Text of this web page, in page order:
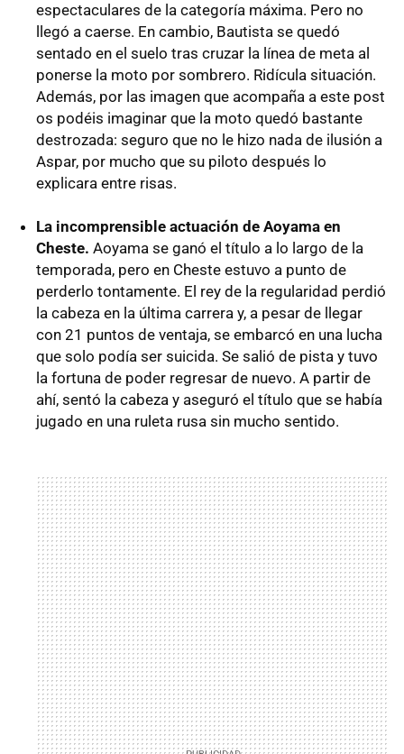
espectaculares de la categoría máxima. Pero no
llegó a caerse. En cambio, Bautista se quedó
sentado en el suelo tras cruzar la línea de meta al
ponerse la moto por sombrero. Ridícula situación.
Además, por las imagen que acompaña a este post
os podéis imaginar que la moto quedó bastante
destrozada: seguro que no le hizo nada de ilusión a
Aspar, por mucho que su piloto después lo
explicara entre risas.
La incomprensible actuación de Aoyama en
Cheste. Aoyama se ganó el título a lo largo de la
temporada, pero en Cheste estuvo a punto de
perderlo tontamente. El rey de la regularidad perdió
la cabeza en la última carrera y, a pesar de llegar
con 21 puntos de ventaja, se embarcó en una lucha
que solo podía ser suicida. Se salió de pista y tuvo
la fortuna de poder regresar de nuevo. A partir de
ahí, sentó la cabeza y aseguró el título que se había
jugado en una ruleta rusa sin mucho sentido.